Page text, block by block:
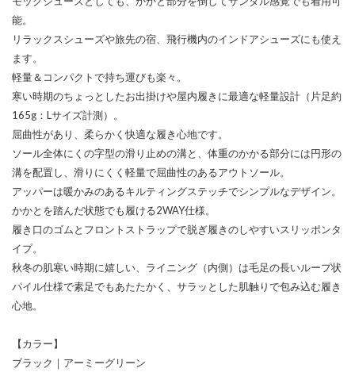
能。
リラックスシューズや旅先の宿、飛行機内のインドアシューズにも使え
ます。
軽量＆コンパクトで持ち運びも楽々。
寒い時期のちょっとしたお出掛けや屋内履きに最適な軽量設計（片足約
165g：Lサイズ計測）。
屈曲性があり、柔らかく快適な履き心地です。
ソール全体にくの字型の滑り止めの溝と、体重のかかる部分には円形の
溝を配置し、滑りにくく軽量で屈曲性のあるアウトソール。
アッパーは暖かみのあるキルティングステッチでシンプルなデザイン。
かかとを踏んだ状態でも履ける2WAY仕様。
履き口のゴムとフロントストラップで脱ぎ履きのしやすいスリッポンタ
イプ。
秋冬の肌寒い時期に嬉しい、ライニング（内側）は毛足の長いループ状
パイル仕様で素足でもあたたかく、サラッとした肌触りで包み込む履き
心地。
【カラー】
ブラック｜アーミーグリーン